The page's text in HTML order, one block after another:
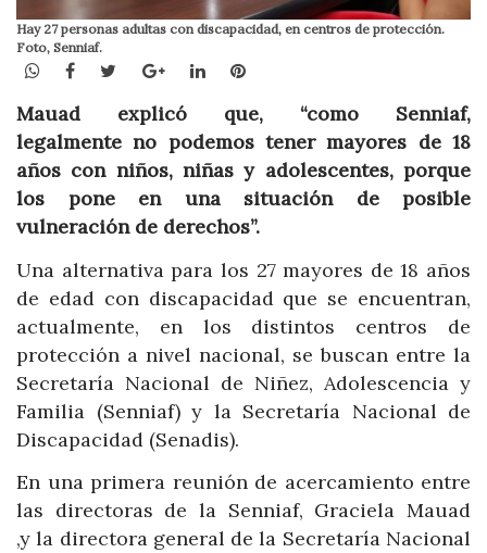
Hay 27 personas adultas con discapacidad, en centros de protección.
Foto, Senniaf.
WhatsApp
Facebook
TwitterGoogle+LinkedInPinterest
Mauad explicó que, “como Senniaf,
legalmente no podemos tener mayores de 18
años con niños, niñas y adolescentes, porque
los pone en una situación de posible
vulneración de derechos”.
Una alternativa para los 27 mayores de 18 años
de edad con discapacidad que se encuentran,
actualmente, en los distintos centros de
protección a nivel nacional, se buscan entre la
Secretaría Nacional de Niñez, Adolescencia y
Familia (Senniaf) y la Secretaría Nacional de
Discapacidad (Senadis).
En una primera reunión de acercamiento entre
las directoras de la Senniaf, Graciela Mauad
,y la directora general de la Secretaría Nacional